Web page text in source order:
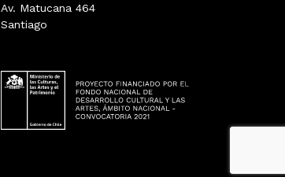
Av. Matucana 464
Santiago